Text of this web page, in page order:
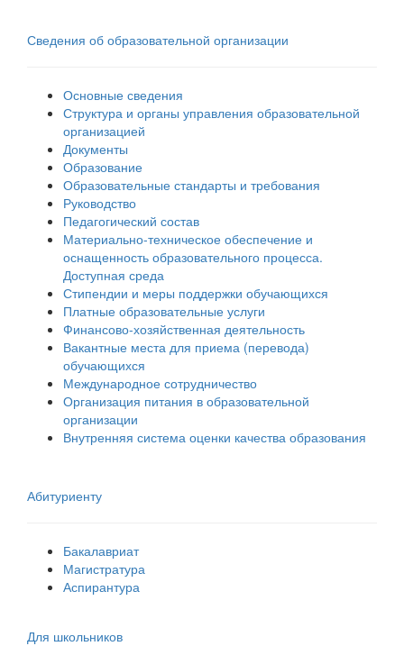
Сведения об образовательной организации
Основные сведения
Структура и органы управления образовательной
организацией
Документы
Образование
Образовательные стандарты и требования
Руководство
Педагогический состав
Материально-техническое обеспечение и
оснащенность образовательного процесса.
Доступная среда
Стипендии и меры поддержки обучающихся
Платные образовательные услуги
Финансово-хозяйственная деятельность
Вакантные места для приема (перевода)
обучающихся
Международное сотрудничество
Организация питания в образовательной
организации
Внутренняя система оценки качества образования
Абитуриенту
Бакалавриат
Магистратура
Аспирантура
Для школьников